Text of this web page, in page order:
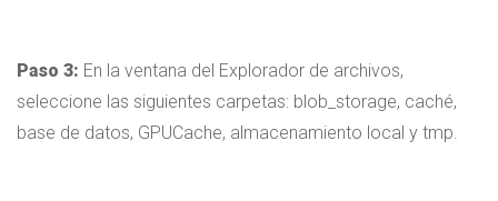
Paso 3: En la ventana del Explorador de archivos,
seleccione las siguientes carpetas: blob_storage, caché,
base de datos, GPUCache, almacenamiento local y tmp.